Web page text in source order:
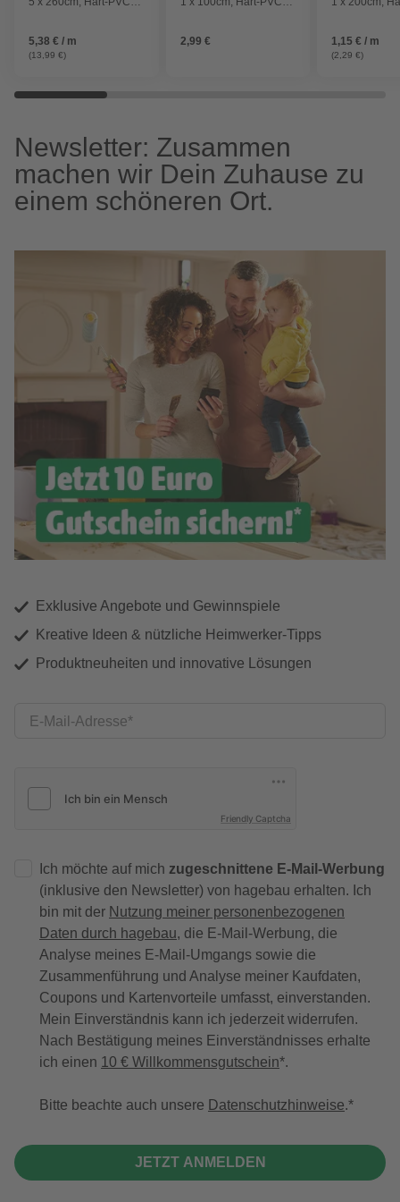
5,38 € / m
(13,99 €)
2,99 € 1,15 € / m
(2,29 €)
Newsletter: Zusammen
machen wir Dein Zuhause zu
einem schöneren Ort.
Exklusive Angebote und Gewinnspiele
Kreative Ideen & nützliche Heimwerker-Tipps
Produktneuheiten und innovative Lösungen
E-Mail-Adresse
Friendly Captcha
Ich möchte auf mich zugeschnittene E-Mail-Werbung
(inklusive den Newsletter) von hagebau erhalten. Ich
bin mit der Nutzung meiner personenbezogenen
Daten durch hagebau, die E-Mail-Werbung, die
Analyse meines E-Mail-Umgangs sowie die
Zusammenführung und Analyse meiner Kaufdaten,
Coupons und Kartenvorteile umfasst, einverstanden.
Mein Einverständnis kann ich jederzeit widerrufen.
Nach Bestätigung meines Einverständnisses erhalte
ich einen 10 € Willkommensgutschein*.
Bitte beachte auch unsere Datenschutzhinweise.
JETZT ANMELDEN